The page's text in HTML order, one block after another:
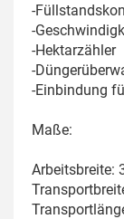
-
-
-Hektarzähler
-
-Einbindung
Maße:
Arbeitsbreite: